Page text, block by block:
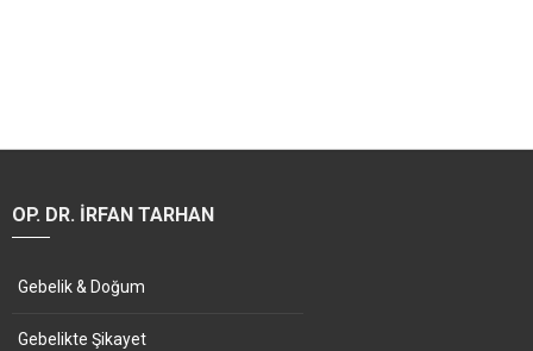
OP. DR. İRFAN TARHAN
Gebelik & Doğum
Gebelikte Şikayet